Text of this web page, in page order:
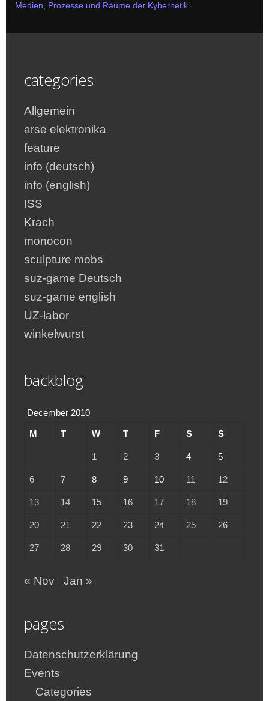
Medien, Prozesse und Räume der Kybernetik’
categories
Allgemein
arse elektronika
feature
info (deutsch)
info (english)
ISS
Krach
monocon
sculpture mobs
suz-game Deutsch
suz-game english
UZ-labor
winkelwurst
backblog
December 2010
M T W T F S S
1 2 3 4 5
6 7 8 9 10 11 12
13 14 15 16 17 18 19
20 21 22 23 24 25 26
27 28 29 30 31
« Nov Jan »
pages
Datenschutzerklärung
Events
Categories